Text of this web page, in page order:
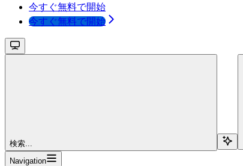
今すぐ無料で開始
今すぐ無料で開始
検索...
Navigation